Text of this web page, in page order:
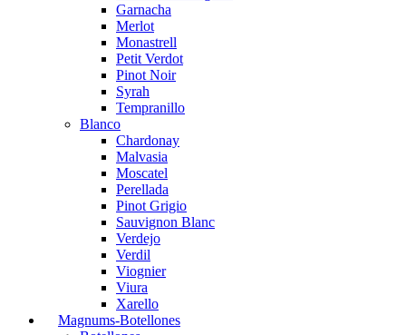
Garnacha
Merlot
Monastrell
Petit Verdot
Pinot Noir
Syrah
Tempranillo
Blanco
Chardonay
Malvasia
Moscatel
Perellada
Pinot Grigio
Sauvignon Blanc
Verdejo
Verdil
Viognier
Viura
Xarello
Magnums-Botellones